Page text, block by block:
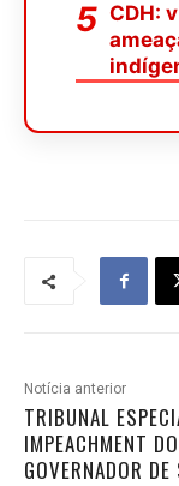
CDH:
Notícia anterior
TRIBUNAL
IMPEACHMENT DO
GOVERNADOR DE